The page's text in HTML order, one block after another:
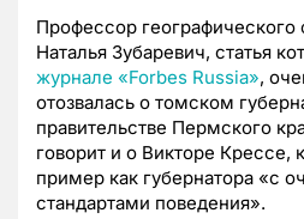
Профессор географического
Наталья Зубаревич, статья
журнале «Forbes Russia»,
отозвалась о томском
правительстве Пермского
говорит и о Викторе Крессе,
пример как губернатора «с
стандартами поведения».